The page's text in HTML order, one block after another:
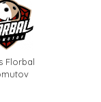
Florbal